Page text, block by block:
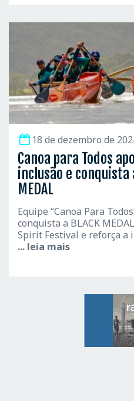
18 de dezembro de
Canoa para Todos
inclusão e conquista
MEDAL
Equipe “Canoa Para
conquista a BLACK
Spirit Festival e reforça a
... leia mais